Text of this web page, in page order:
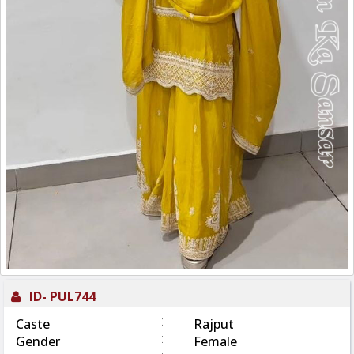
ID- PUL744
Caste
:
Rajput
Gender
:
Female